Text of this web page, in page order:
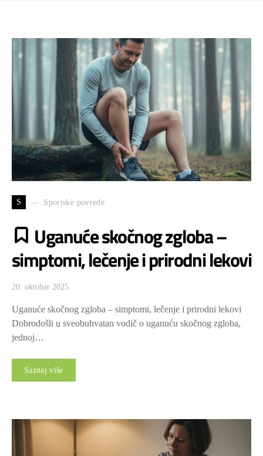
S Sportske povrede
Uganuće skočnog zgloba –
simptomi, lečenje i prirodni lekovi
20. oktobar 2025.
Uganuće skočnog zgloba – simptomi, lečenje i prirodni lekovi
Dobrodošli u sveobuhvatan vodič o uganuću skočnog zgloba,
jednoj…
Saznaj više